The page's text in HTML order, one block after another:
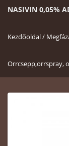
NASIVIN 0,05%
Kezdőoldal /
Orrcsepp,orrspray,